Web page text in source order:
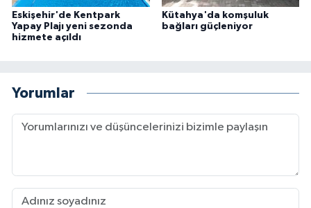
Eskişehir'de Kentpark
Yapay Plajı yeni sezonda
hizmete açıldı
Kütahya'da komşuluk
bağları güçleniyor
Yorumlar